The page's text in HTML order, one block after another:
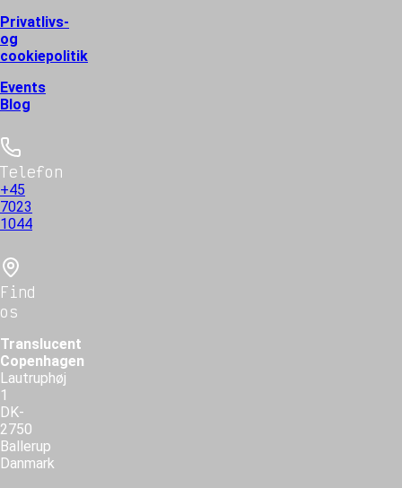
Privatlivs-
og
cookiepolitik
Events
Blog
Telefon
+45
7023
1044
Find
os
Translucent
Copenhagen
Lautruphøj
1
DK-
2750
Ballerup
Danmark